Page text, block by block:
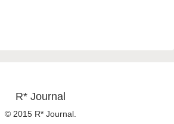
R* Journal
© 2015 R* Journal.